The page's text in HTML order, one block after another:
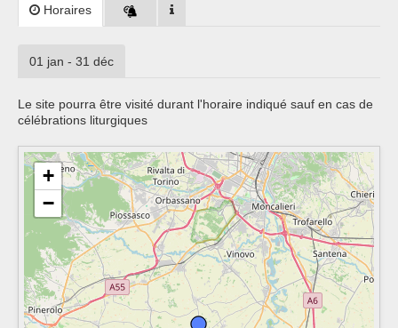
Horaires
01 jan - 31 déc
Le site pourra être visité durant l'horaire indiqué sauf en cas de
célébrations liturgiques
+
−